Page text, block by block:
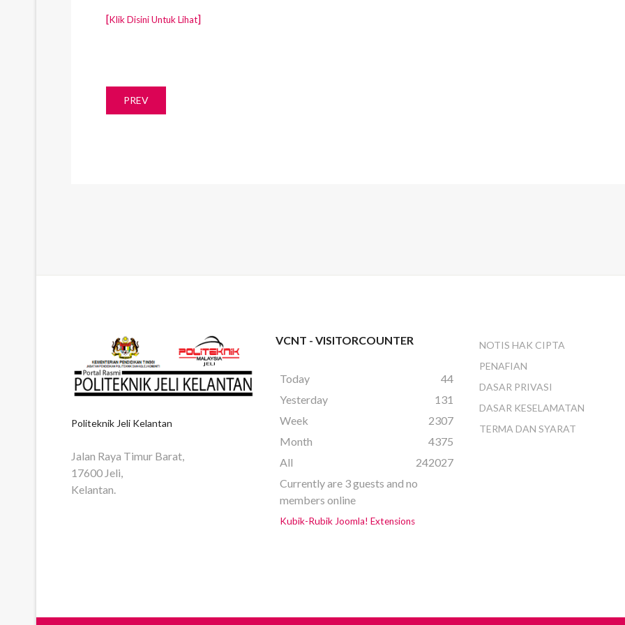
[Klik Disini Untuk Lihat]
PREV
Politeknik Jeli Kelantan
Jalan Raya Timur Barat,
17600 Jeli,
Kelantan.
VCNT - VISITORCOUNTER
Today
44
Yesterday
131
Week
2307
Month
4375
All
242027
Currently are 3 guests and no
members online
Kubik-Rubik Joomla! Extensions
NOTIS HAK CIPTA
PENAFIAN
DASAR PRIVASI
DASAR KESELAMATAN
TERMA DAN SYARAT